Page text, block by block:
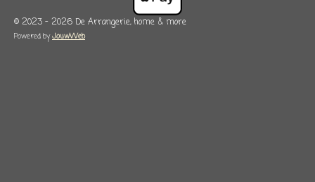
© 2023 - 2026 De Arrangerie, home & more
Powered byJouwWeb